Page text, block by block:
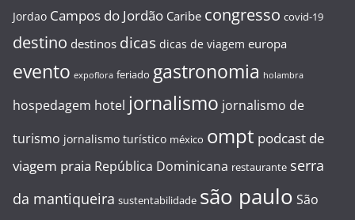
Jordao Campos do Jordão Caribe congresso covid-19
destino destinos dicas dicas de viagem europa
evento expoflora feriado gastronomia holambra
hospedagem hotel jornalismo jornalismo de
turismo jornalismo turístico méxico ompt podcast de
viagem praia República Dominicana restaurante serra
da mantiqueira sustentabilidade são paulo São